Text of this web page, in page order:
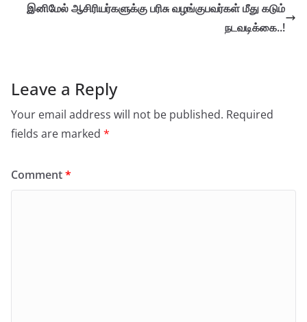
இனிமேல் ஆசிரியர்களுக்கு பரிசு வழங்குபவர்கள் மீது கடும்
நடவடிக்கை..!
Leave a Reply
Your email address will not be published. Required
fields are marked *
Comment*